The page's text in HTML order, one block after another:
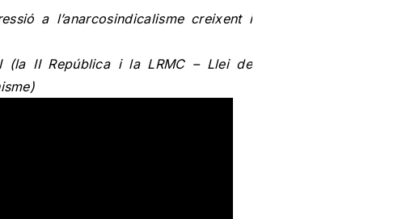
a l’anarcosindicalisme creixent i
(la II República i la LRMC – Llei de